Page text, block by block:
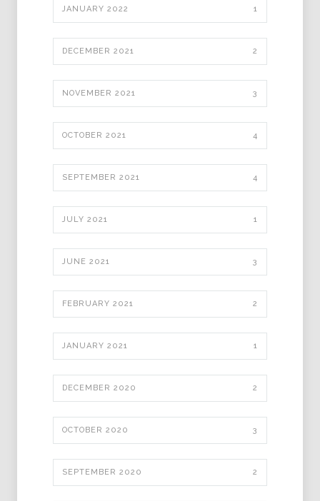
JANUARY 2022 1
DECEMBER 2021 2
NOVEMBER 2021 3
OCTOBER 2021 4
SEPTEMBER 2021 4
JULY 2021 1
JUNE 2021 3
FEBRUARY 2021 2
JANUARY 2021 1
DECEMBER 2020 2
OCTOBER 2020 3
SEPTEMBER 2020 2